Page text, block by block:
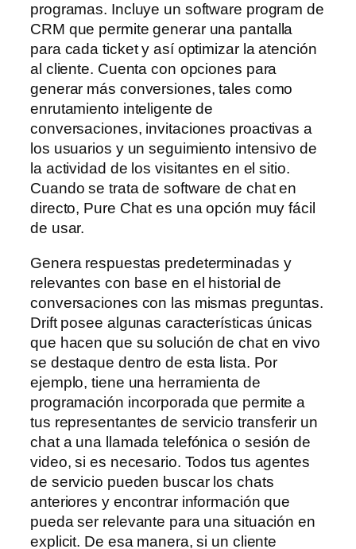
programas. Incluye un software program de
CRM que permite generar una pantalla
para cada ticket y así optimizar la atención
al cliente. Cuenta con opciones para
generar más conversiones, tales como
enrutamiento inteligente de
conversaciones, invitaciones proactivas a
los usuarios y un seguimiento intensivo de
la actividad de los visitantes en el sitio.
Cuando se trata de software de chat en
directo, Pure Chat es una opción muy fácil
de usar.
Genera respuestas predeterminadas y
relevantes con base en el historial de
conversaciones con las mismas preguntas.
Drift posee algunas características únicas
que hacen que su solución de chat en vivo
se destaque dentro de esta lista. Por
ejemplo, tiene una herramienta de
programación incorporada que permite a
tus representantes de servicio transferir un
chat a una llamada telefónica o sesión de
video, si es necesario. Todos tus agentes
de servicio pueden buscar los chats
anteriores y encontrar información que
pueda ser relevante para una situación en
explicit. De esa manera, si un cliente